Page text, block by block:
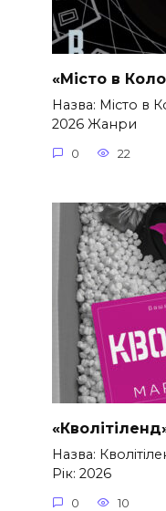
«Місто в
Назва: Місто в
2026 Жанри
0 22
Назва:
Рік: 2026
0 10